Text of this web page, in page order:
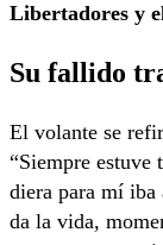
Libertadores y
Su fallido
El volante se
“Siempre estuve
diera para mí iba
da la vida,